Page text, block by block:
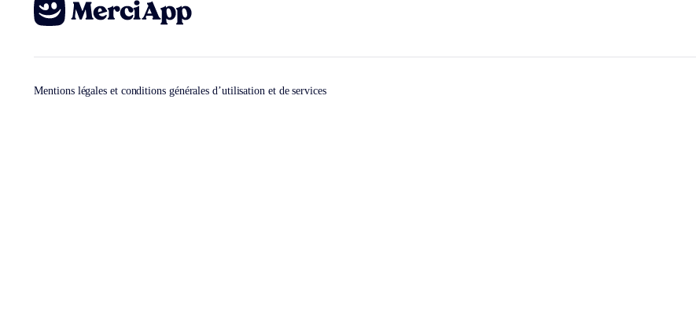
Mentions légales et conditions générales d’utilisation et de services